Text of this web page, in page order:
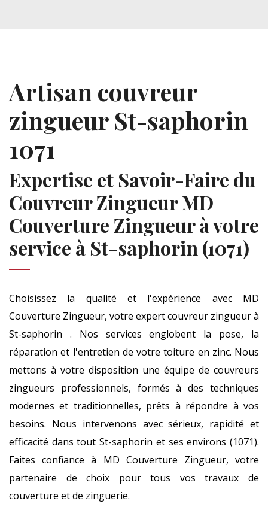
Artisan couvreur
zingueur St-saphorin
1071
Expertise et Savoir-Faire du
Couvreur Zingueur MD
Couverture Zingueur à votre
service à St-saphorin (1071)
Choisissez la qualité et l'expérience avec MD
Couverture Zingueur, votre expert couvreur zingueur à
St-saphorin . Nos services englobent la pose, la
réparation et l'entretien de votre toiture en zinc. Nous
mettons à votre disposition une équipe de couvreurs
zingueurs professionnels, formés à des techniques
modernes et traditionnelles, prêts à répondre à vos
besoins. Nous intervenons avec sérieux, rapidité et
efficacité dans tout St-saphorin et ses environs (1071).
Faites confiance à MD Couverture Zingueur, votre
partenaire de choix pour tous vos travaux de
couverture et de zinguerie.